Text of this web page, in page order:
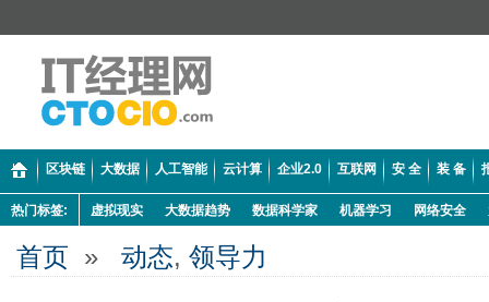
区块链 大数据 人工智能 云计算 企业2.0 互联网 安 全 装 备
热门标签: 虚拟现实 大数据趋势 数据科学家 机器学习 网络安全
首页 » 动态, 领导力